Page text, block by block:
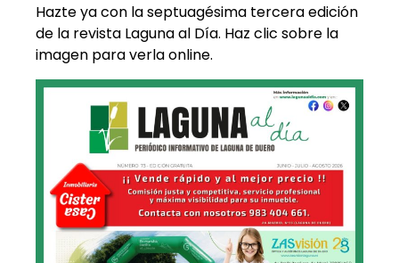
Hazte ya con la septuagésima tercera edición
de la revista Laguna al Día. Haz clic sobre la
imagen para verla online.